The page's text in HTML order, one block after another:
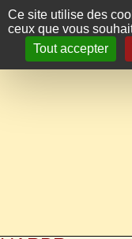
Panneau de gestion des
Ce site utilise des
ceux que vous
Tout accepter